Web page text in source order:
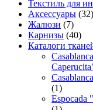
Текстиль для
Аксессуары (32)
Жалюзи (7)
Карнизы (40)
Каталоги
(1)